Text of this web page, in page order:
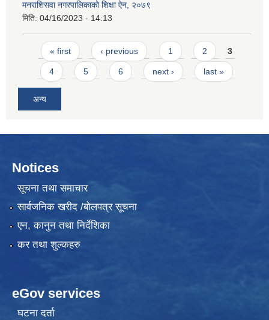
मनराशिसवा नगरपालिकाको शिक्षा ऐन, २०७९
मिति: 04/16/2023 - 14:13
Pages
« first ‹ previous 1 2 3
4 5 6 next › last »
अन्य
Notices
सूचना तथा समाचार
सार्वजनिक खरीद /बोलपत्र सूचना
एन, कानुन तथा निर्देशिका
कर तथा शुल्कहरु
eGov services
घटना दर्ता